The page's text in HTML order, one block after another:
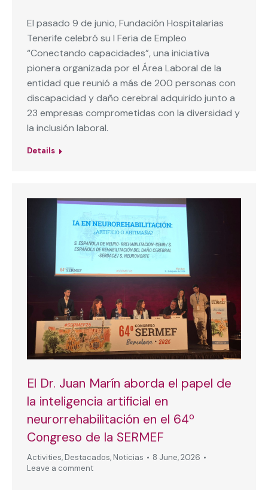
El pasado 9 de junio, Fundación Hospitalarias
Tenerife celebró su I Feria de Empleo
“Conectando capacidades”, una iniciativa
pionera organizada por el Área Laboral de la
entidad que reunió a más de 200 personas con
discapacidad y daño cerebral adquirido junto a
23 empresas comprometidas con la diversidad y
la inclusión laboral.
Details
El Dr. Juan Marín aborda el papel de
la inteligencia artificial en
neurorrehabilitación en el 64º
Congreso de la SERMEF
Activities, Destacados, Noticias
8 June, 2026
Leave a comment